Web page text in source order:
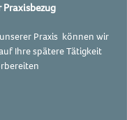
Praxisbezug
Praxis können wir
Ihre spätere Tätigkeit